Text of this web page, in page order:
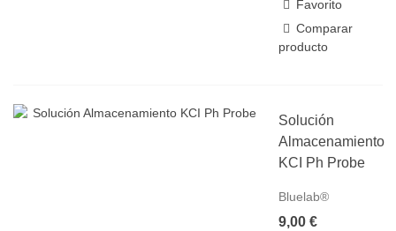
Favorito
Comparar
producto
Solución
Almacenamiento
KCI Ph Probe
Bluelab®
9,00 €